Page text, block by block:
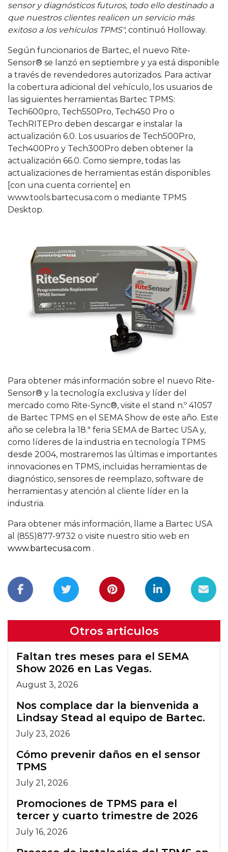
sensor y diagnósticos futuros, todo ello destinado a
que nuestros clientes realicen un servicio más
exitoso a los vehículos TPMS", continuó Holloway.
Según funcionarios de Bartec, el nuevo Rite-
Sensor® se lanzó en septiembre y ya está disponible
a través de revendedores autorizados. Para activar
la cobertura adicional del vehículo, los usuarios de
las siguientes herramientas Bartec TPMS:
Tech600pro, Tech550Pro, Tech450 Pro o
TechRITEPro deben descargar e instalar la
actualización 6.0. Los usuarios de Tech500Pro,
Tech400Pro y Tech300Pro deben obtener la
actualización 66.0. Como siempre, todas las
actualizaciones de herramientas están disponibles
[con una cuenta corriente] en
www.tools.bartecusa.com o mediante TPMS
Desktop.
Para obtener más información sobre el nuevo Rite-
Sensor® y la tecnología exclusiva y líder del
mercado como Rite-Sync®, visite el stand n.º 41057
de Bartec TPMS en el SEMA Show de este año. Este
año se celebra la 18.ª feria SEMA de Bartec USA y,
como líderes de la industria en tecnología TPMS
desde 2004, mostraremos las últimas e importantes
innovaciones en TPMS, incluidas herramientas de
diagnóstico, sensores de reemplazo, software de
herramientas y atención al cliente líder en la
industria.
Para obtener más información, llame a Bartec USA
al (855)877-9732 o visite nuestro sitio web en
www.bartecusa.com .
Otros articulos
Faltan tres meses para el SEMA
Show 2026 en Las Vegas.
August 3, 2026
Nos complace dar la bienvenida a
Lindsay Stead al equipo de Bartec.
July 23, 2026
Cómo prevenir daños en el sensor
TPMS
July 21, 2026
Promociones de TPMS para el
tercer y cuarto trimestre de 2026
July 16, 2026